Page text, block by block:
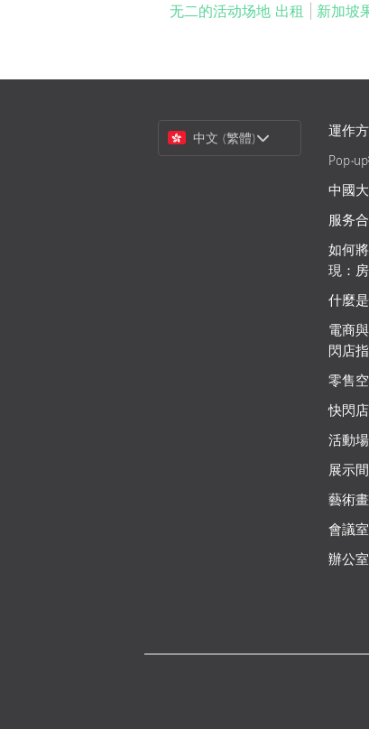
无二的活动场地 出租
新加坡
Choose
中文 (繁體)
運作
Pop-
中國
服务
如何
現：
什麼
電商
閃店
零售
快閃店
活動
展示
藝術
會議室
辦公室